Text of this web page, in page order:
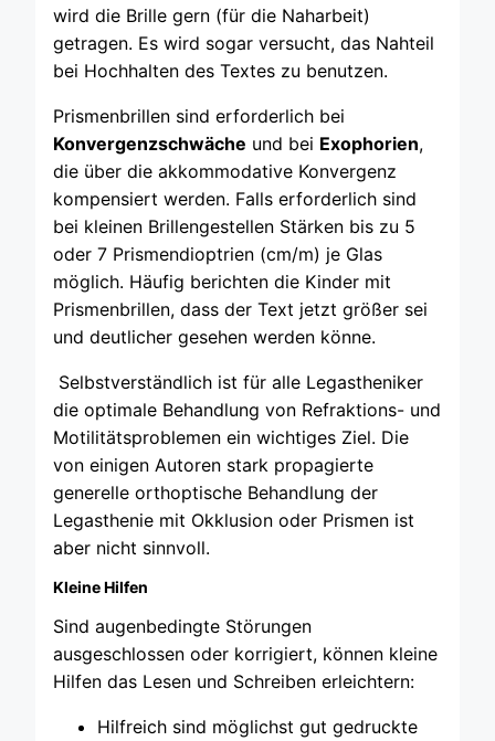
wird die Brille gern (für die Naharbeit)
getragen. Es wird sogar versucht, das Nahteil
bei Hochhalten des Textes zu benutzen.
Prismenbrillen sind erforderlich bei
Konvergenzschwäche und bei Exophorien,
die über die akkommodative Konvergenz
kompensiert werden. Falls erforderlich sind
bei kleinen Brillengestellen Stärken bis zu 5
oder 7 Prismendioptrien (cm/m) je Glas
möglich. Häufig berichten die Kinder mit
Prismenbrillen, dass der Text jetzt größer sei
und deutlicher gesehen werden könne.
Selbstverständlich ist für alle Legastheniker
die optimale Behandlung von Refraktions- und
Motilitätsproblemen ein wichtiges Ziel. Die
von einigen Autoren stark propagierte
generelle orthoptische Behandlung der
Legasthenie mit Okklusion oder Prismen ist
aber nicht sinnvoll.
Kleine Hilfen
Sind augenbedingte Störungen
ausgeschlossen oder korrigiert, können kleine
Hilfen das Lesen und Schreiben erleichtern:
Hilfreich sind möglichst gut gedruckte